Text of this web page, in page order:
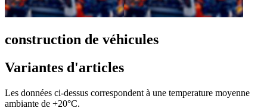
construction de véhicules
Variantes d'articles
Les données ci-dessus correspondent à une temperature moyenne
ambiante de +20°C.